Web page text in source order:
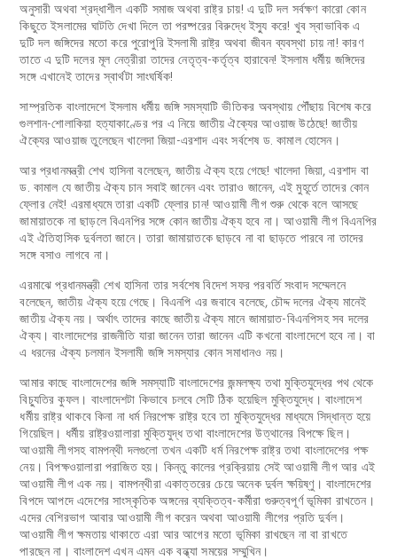
অনুসারী অথবা শ্রদ্ধাশীল একটি সমাজ অথবা রাষ্ট্র চায়! এ দুটি দল সর্বক্ষণ কারো কোন
কিছুতে ইসলামের ঘাটতি দেখা দিলে তা পরষ্পরের বিরুদ্ধে ইস্যু করে! খুব স্বাভাবিক এ
দুটি দল জঙ্গিদের মতো করে পুরোপুরি ইসলামী রাষ্ট্র অথবা জীবন ব্যবস্থা চায় না! কারণ
তাতে এ দুটি দলের মূল নেত্রীরা তাদের নেতৃত্ব-কর্তৃত্ব হারাবেন! ইসলাম ধর্মীয় জঙ্গিদের
সঙ্গে এখানেই তাদের স্বার্থটা সাংঘর্ষিক!
সাম্প্রতিক বাংলাদেশে ইসলাম ধর্মীয় জঙ্গি সমস্যাটি ভীতিকর অবস্থায় পৌঁছায় বিশেষ করে
গুলশান-শোলাকিয়া হত্যাকাণ্ডের পর এ নিয়ে জাতীয় ঐক্যের আওয়াজ উঠেছে! জাতীয়
ঐক্যের আওয়াজ তুলেছেন খালেদা জিয়া-এরশাদ এবং সর্বশেষ ড. কামাল হোসেন।
আর প্রধানমন্ত্রী শেখ হাসিনা বলেছেন, জাতীয় ঐক্য হয়ে গেছে! খালেদা জিয়া, এরশাদ বা
ড. কামাল যে জাতীয় ঐক্য চান সবাই জানেন এবং তারাও জানেন, এই মুহূর্তে তাদের কোন
ফ্লোর নেই! এরমাধ্যমে তারা একটি ফ্লোর চান! আওয়ামী লীগ শুরু থেকে বলে আসছে
জামায়াতকে না ছাড়লে বিএনপির সঙ্গে কোন জাতীয় ঐক্য হবে না। আওয়ামী লীগ বিএনপির
এই ঐতিহাসিক দুর্বলতা জানে। তারা জামায়াতকে ছাড়বে না বা ছাড়তে পারবে না তাদের
সঙ্গে বসাও লাগবে না।
এরমাঝে প্রধানমন্ত্রী শেখ হাসিনা তার সর্বশেষ বিদেশ সফর পরবর্তি সংবাদ সম্মেলনে
বলেছেন, জাতীয় ঐক্য হয়ে গেছে। বিএনপি এর জবাবে বলেছে, চৌদ্দ দলের ঐক্য মানেই
জাতীয় ঐক্য নয়। অর্থাৎ তাদের কাছে জাতীয় ঐক্য মানে জামায়াত-বিএনপিসহ সব দলের
ঐক্য। বাংলাদেশের রাজনীতি যারা জানেন তারা জানেন এটি কখনো বাংলাদেশে হবে না। বা
এ ধরনের ঐক্য চলমান ইসলামী জঙ্গি সমস্যার কোন সমাধানও নয়।
আমার কাছে বাংলাদেশের জঙ্গি সমস্যাটি বাংলাদেশের জন্মলক্ষ্য তথা মুক্তিযুদ্ধের পথ থেকে
বিচ্যুতির কুফল। বাংলাদেশটা কিভাবে চলবে সেটি ঠিক হয়েছিল মুক্তিযুদ্ধে। বাংলাদেশ
ধর্মীয় রাষ্ট্র থাকবে কিনা না ধর্ম নিরপেক্ষ রাষ্ট্র হবে তা মুক্তিযুদ্ধের মাধ্যমে সিদ্ধান্ত হয়ে
গিয়েছিল। ধর্মীয় রাষ্ট্রওয়ালারা মুক্তিযুদ্ধ তথা বাংলাদেশের উত্থানের বিপক্ষে ছিল।
আওয়ামী লীগসহ বামপন্থী দলগুলো তখন একটি ধর্ম নিরপেক্ষ রাষ্ট্র তথা বাংলাদেশের পক্ষ
নেয়। বিপক্ষওয়ালারা পরাজিত হয়। কিন্তু কালের প্রক্রিয়ায় সেই আওয়ামী লীগ আর এই
আওয়ামী লীগ এক নয়। বামপন্থীরা একাত্তরের চেয়ে অনেক দুর্বল ক্ষয়িষ্ণু। বাংলাদেশের
বিপদে আপদে এদেশের সাংস্কৃতিক অঙ্গনের ব্যক্তিত্ব-কর্মীরা গুরুত্বপূর্ণ ভূমিকা রাখতেন।
এদের বেশিরভাগ আবার আওয়ামী লীগ করেন অথবা আওয়ামী লীগের প্রতি দুর্বল।
আওয়ামী লীগ ক্ষমতায় থাকাতে এরা আর আগের মতো ভূমিকা রাখছেন না বা রাখতে
পারছেন না। বাংলাদেশ এখন এমন এক বন্ধ্যা সময়ের সম্মুখিন।